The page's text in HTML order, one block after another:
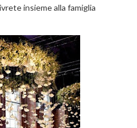
insieme alla famiglia